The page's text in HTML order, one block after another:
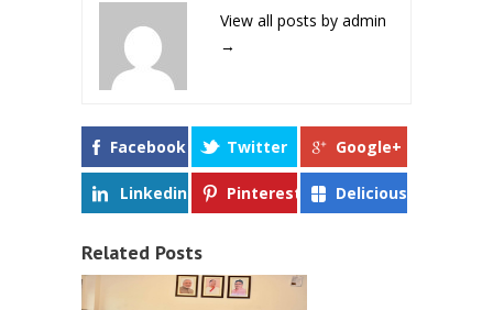
View all posts by admin
→
Facebook Twitter Google+
Linkedin Pinterest Delicious
Related Posts